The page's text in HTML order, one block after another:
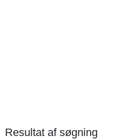
Resultat af søgning